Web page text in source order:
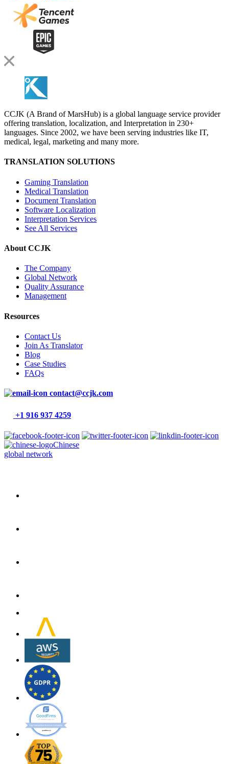
CCJK (A Brand of MarsHub) is a global language service provider
offering translation, localization, and Interpretation in 230+
languages. Since 2002, we have been serving industries like IT,
medical, legal, marketing and many more.
TRANSLATION SOLUTIONS
Gaming Translation
Medical Translation
Document Translation
Software Localization
Interpretation Services
See All Services
About CCJK
The Company
Global Network
Quality Assurance
Management
Resources
Contact Us
Join As Translator
Blog
Case Studies
FAQs
contact@ccjk.com
+1 916 937 4259
Chinese
global network